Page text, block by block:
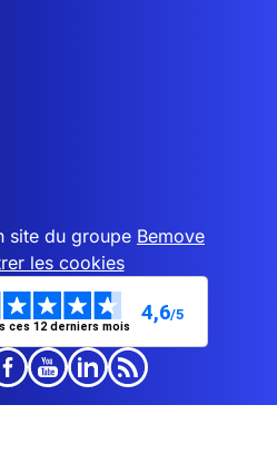
site du groupe Bemove
les cookies
ces 12 derniers mois
4,6/5